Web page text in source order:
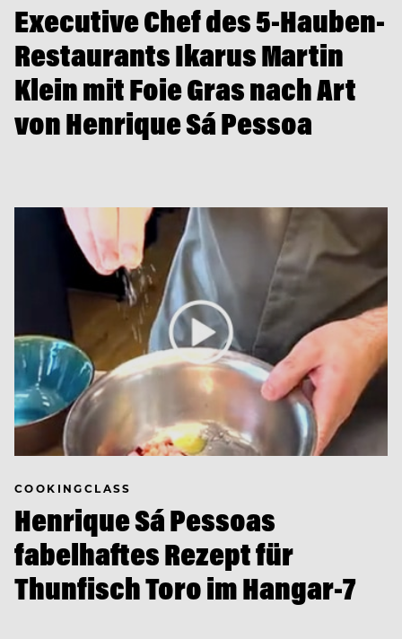
Executive Chef des 5-Hauben-
Restaurants Ikarus Martin
Klein mit Foie Gras nach Art
von Henrique Sá Pessoa
COOKINGCLASS
Henrique Sá Pessoas
fabelhaftes Rezept für
Thunfisch Toro im Hangar-7